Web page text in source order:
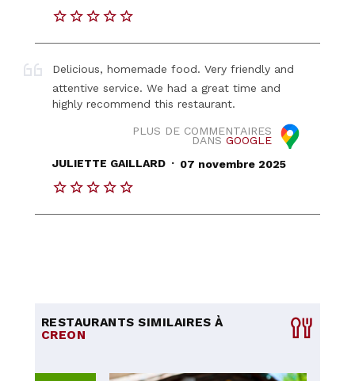
Delicious, homemade food. Very friendly and
attentive service. We had a great time and
highly recommend this restaurant.
PLUS DE COMMENTAIRES
DANS GOOGLE
JULIETTE GAILLARD . 07 novembre 2025
RESTAURANTS SIMILAIRES À
CREON